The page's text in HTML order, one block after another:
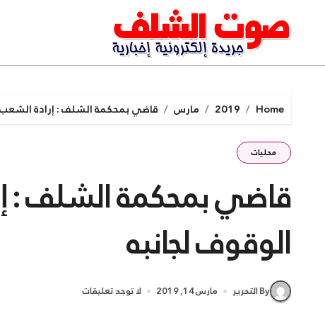
content
Home
2019 مارس قاضي بمحكمة الشلف : إرادة الشعب
محليات
قاضي بمحكمة الشلف :
الوقوف لجانبه
By التحرير مارس 14, 2019 لا توجد تعليقات